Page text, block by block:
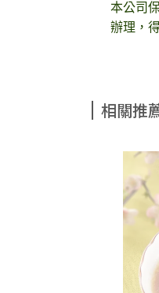
本公司
辦理，
相關推